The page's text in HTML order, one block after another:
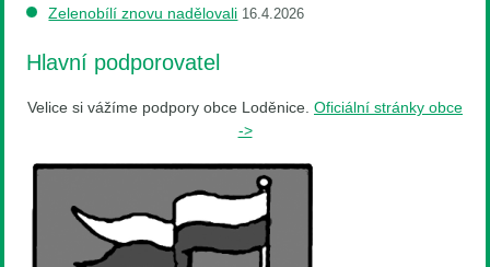
Zelenobílí znovu nadělovali 16.4.2026
Hlavní podporovatel
Velice si vážíme podpory obce Loděnice. Oficiální stránky obce
->